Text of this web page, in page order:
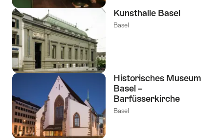
Kunsthalle Basel
Basel
Historisches Museum
Basel –
Barfüsserkirche
Basel